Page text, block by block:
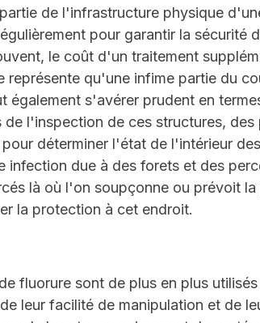
de l'infrastructure physique
pour garantir la sécurité
le coût d'un traitement
qu'une infime partie du
également s'avérer prudent en
l'inspection de ces structures, des
déterminer l'état de l'intérieur
due à des forets et des
là où l'on soupçonne ou prévoit
la protection à cet endroit.
fluorure sont de plus en plus
leur facilité de manipulation et de